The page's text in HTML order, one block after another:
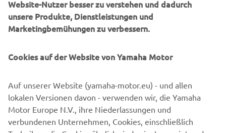
sieben Siege. Gleichzeitig erhielt er die Chance, bei
ausgewählten Supersport-WM-Rennen mit einer Wildcard
anzutreten. Bestes Ergebnis: der 10. Platz im September
Und nun also steht er wieder vor einer kompletten WM-
Spanien waren zwar nicht so toll und bewegten sich im
einstelligen Bereich. Dennoch fuhr „Pax“ auf dem Circuit
de Cartagena so schnell wie noch nie. Er knackte die
magische 1:34-min-Rundenzeit.
unsere Produkte, Dienstleistungen und
Marketingbemühungen zu verbessern.
lokalen Versionen davon - verwenden wir, die Yamaha
Motor Europe N.V., ihre Niederlassungen und
verbundenen Unternehmen, Cookies, einschließlich
Techniken, die Cookies ähnlich sind, wie Javascript und